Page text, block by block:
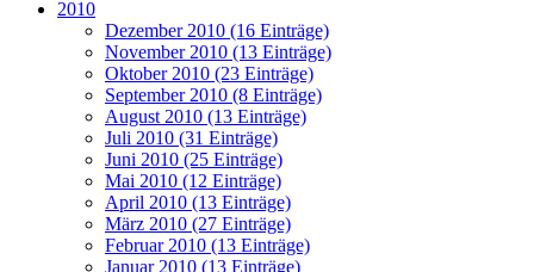
2010
Dezember 2010 (16 Einträge)
November 2010 (13 Einträge)
Oktober 2010 (23 Einträge)
September 2010 (8 Einträge)
August 2010 (13 Einträge)
Juli 2010 (31 Einträge)
Juni 2010 (25 Einträge)
Mai 2010 (12 Einträge)
April 2010 (13 Einträge)
März 2010 (27 Einträge)
Februar 2010 (13 Einträge)
Januar 2010 (13 Einträge)